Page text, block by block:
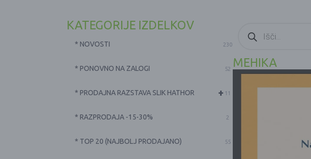
KATEGORIJE IZDELKOV
* NOVOSTI 230
* PONOVNO NA ZALOGI 52
+
* PRODAJNA RAZSTAVA SLIK HATHOR 11
* RAZPRODAJA -15-30% 2
* TOP 20 (NAJBOLJ PRODAJANO) 55
search
MEHIKA